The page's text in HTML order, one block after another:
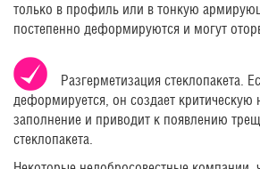
только в профиль или в тонкую
постепенно деформируются и могут
Разгерметизация стеклопакета.
деформируется, он создает критическую
заполнение и приводит к появлению
стеклопакета.